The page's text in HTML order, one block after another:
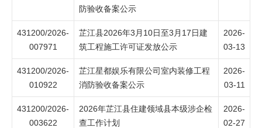
防验收备案公示
431200/2026-
007971
芷江县2026年3月10日至3月17日建
筑工程施工许可证发放公示
2026-
03-13
431200/2026-
010922
芷江星都娱乐有限公司室内装修工程
消防验收备案公示
2026-
03-11
431200/2026-
003622
2026年芷江县住建领域县本级涉企检
查工作计划
2026-
02-27